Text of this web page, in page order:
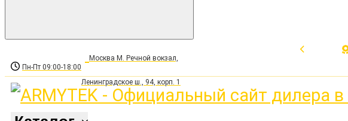
Пн-Пт 09:00-18:00
Москва М. Речной вокзал,
Ленинградское ш., 94, корп. 1